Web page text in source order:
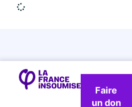
Faire
un don